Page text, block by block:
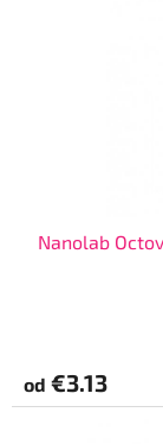
Nanolab
od €3.13